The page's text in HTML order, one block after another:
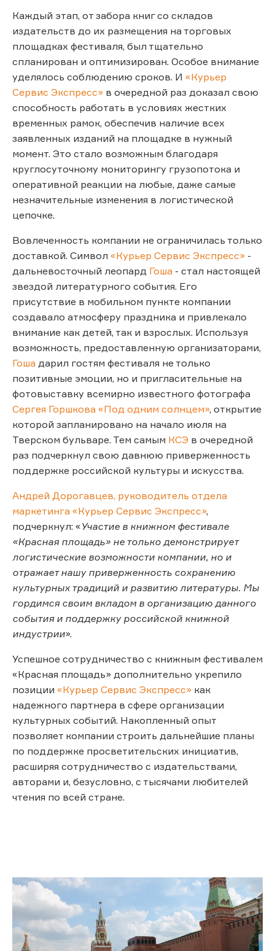
Каждый этап, от забора книг со складов
издательств до их размещения на торговых
площадках фестиваля, был тщательно
спланирован и оптимизирован. Особое внимание
уделялось соблюдению сроков. И «Курьер
Сервис Экспресс» в очередной раз доказал свою
способность работать в условиях жестких
временных рамок, обеспечив наличие всех
заявленных изданий на площадке в нужный
момент. Это стало возможным благодаря
круглосуточному мониторингу грузопотока и
оперативной реакции на любые, даже самые
незначительные изменения в логистической
цепочке.
Вовлеченность компании не ограничилась только
доставкой. Символ «Курьер Сервис Экспресс» -
дальневосточный леопард Гоша - стал настоящей
звездой литературного события. Его
присутствие в мобильном пункте компании
создавало атмосферу праздника и привлекало
внимание как детей, так и взрослых. Используя
возможность, предоставленную организаторами,
Гоша дарил гостям фестиваля не только
позитивные эмоции, но и пригласительные на
фотовыставку всемирно известного фотографа
Сергея Горшкова «Под одним солнцем», открытие
которой запланировано на начало июля на
Тверском бульваре. Тем самым КСЭ в очередной
раз подчеркнул свою давнюю приверженность
поддержке российской культуры и искусства.
Андрей Дорогавцев, руководитель отдела
маркетинга «Курьер Сервис Экспресс»,
подчеркнул: «Участие в книжном фестивале
«Красная площадь» не только демонстрирует
логистические возможности компании, но и
отражает нашу приверженность сохранению
культурных традиций и развитию литературы. Мы
гордимся своим вкладом в организацию данного
события и поддержку российской книжной
индустрии».
Успешное сотрудничество с книжным фестивалем
«Красная площадь» дополнительно укрепило
позиции «Курьер Сервис Экспресс» как
надежного партнера в сфере организации
культурных событий. Накопленный опыт
позволяет компании строить дальнейшие планы
по поддержке просветительских инициатив,
расширяя сотрудничество с издательствами,
авторами и, безусловно, с тысячами любителей
чтения по всей стране.